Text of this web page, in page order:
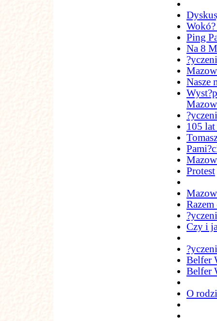
Ping
Na 8
Nasze
105
Protest
Czy i
Belfer
Belfer
O